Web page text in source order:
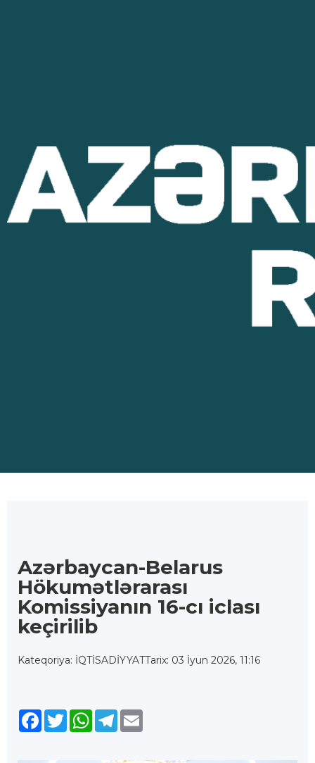
Azərbaycan-Belarus
Hökumətlərarası
Komissiyanın 16-cı iclası
keçirilib
Kateqoriya: İQTİSADİYYATTarix: 03 İyun 2026, 11:16
Facebook
TwitterWhatsApp
Telegram